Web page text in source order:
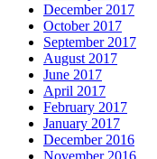
December 2017
October 2017
September 2017
August 2017
June 2017
April 2017
February 2017
January 2017
December 2016
November 2016